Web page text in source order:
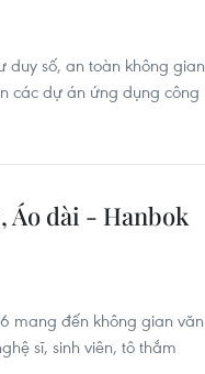
duy số, an toàn không gian
các dự án ứng dụng công
Áo dài - Hanbok
mang đến không gian văn
sĩ, sinh viên, tô thắm